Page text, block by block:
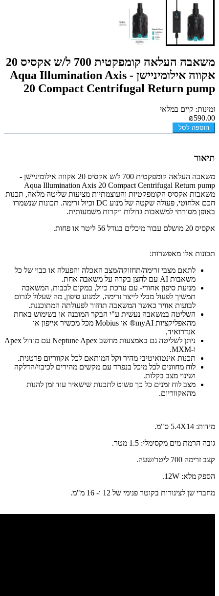
משאבה העלאה קומפקטית 700 ל/ש אקסיס 20
אקווה אילומיניישן - Aqua Illumination Axis
20 Compact Centrifugal Return pump
זמינות: קיים במלאי
₪590.00
הוספה לסל
תיאור
משאבה העלאה קומפקטית 700 ל/ש אקסיס 20 אקווה אילומיניישן -
Aqua Illumination Axis 20 Compact Centrifugal Return pump
משאבות אקסיס הקומפקטיות והעוצמתיות מציעות שליטה מלאה, תכנות
חכם אלחוטי, פעולה שקטה של ​​מנוע DC וכיול זרימה. תכונות שנשמרו
באופן מסורתי למשאבות גדולות ויקרות משמעותית.
אקסיס 20 מושלם עבור מיכלים בגודל 56 ליטר או פחות.
תכונות אלו מאפשרות:
לתאם מצבי זרימה/תחזוקה/מצב האכלה והפעלה או כבוי של כל
משאבות AI עם לחצן בקרה על משאבה אחת.
מניעת סיפון אחורי- עם ערכת כיול, במקום לכבות, המשאבה
תמשיך לפעול מבלי לייצר זרימה, ולמנוע סיפון, מה שעלול לגרום
לבועות אוויר כאשר המשאבה תחזור לפעולתה המתוכננת.
השליטה במשאבה נעשית ע"י הבקר המובנה או בשימוש באחת
מהאפליקציות myAI® או Mobius מכל מכשיר אייפון או
אנדרואיד,
ניתן לשליטה גם באמצעות מחשב Neptune Apex עם מודול Apex
ו-MXM.
תכנות אינטואיטיבי מהיר וקל המותאם לכל אקווריום פרטנית.
לוח מחוונים לכל מיכל בנפרד עם מקשים מהירים לכיבוי/הדלקה
ושינוי מצב בקלות.
מצב לוח זמנים כל כך פשוט לתכנות שישאיר עוד זמן להנות
מהאקווריום.
מידות: 5.4X14 ס"מ.
גובה הרמת מים מקסימלי: 1.5 מטר.
קצב זרימה 700 ליטר/שעה.
הספק מלא: 12W.
מחברי שן לצינורות בקוטר פנימי של 12 ו- 16 מ"מ.